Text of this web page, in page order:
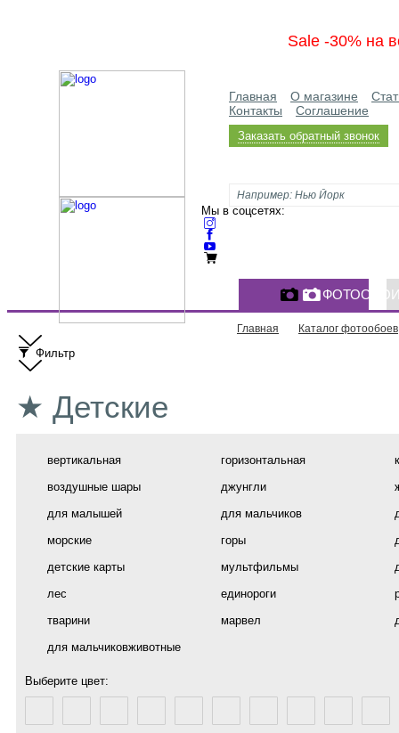
Sale -30% на
Главная О магазине
Контакты
Соглашение
Заказать обратный звонок
Мы в соцсетях:
Главная Каталог фотообоев
Фильтр
★ Детские
вертикальная горизонтальная
воздушные шары
джунгли
для малышей
для мальчиков
морские
горы
детские карты
мультфильмы
лес
единороги
тварини
марвел
для мальчиковживотные
Выберите цвет: